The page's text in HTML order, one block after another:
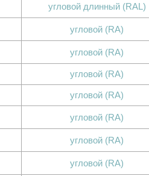
угловой длинный (RAL)
угловой (RA)
угловой (RA)
угловой (RA)
угловой (RA)
угловой (RA)
угловой (RA)
угловой (RA)